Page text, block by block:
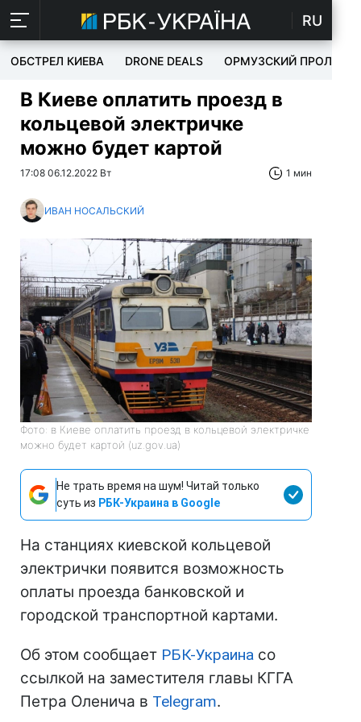
RU
ОБСТРЕЛ КИЕВА DRONE DEALS ОРМУЗСКИЙ ПРОЛИВ
В Киеве оплатить проезд в
кольцевой электричке
можно будет картой
17:08 06.12.2022 Вт 1 мин
ИВАН НОСАЛЬСКИЙ
Фото: в Киеве оплатить проезд в кольцевой электричке
можно будет картой (uz.gov.ua)
Не трать время на шум! Читай только
суть из РБК-Украина в Google
На станциях киевской кольцевой
электрички появится возможность
оплаты проезда банковской и
городской транспортной картами.
Об этом сообщает РБК-Украина со
ссылкой на заместителя главы КГГА
Петра Оленича в Telegram.